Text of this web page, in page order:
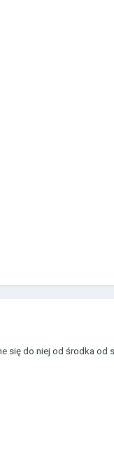
się do niej od środka